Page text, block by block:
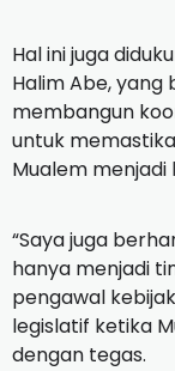
Hal ini juga
Halim Abe,
membangun
untuk
Mualem
“Saya juga
hanya menjadi
pengawal
legislatif ketika
dengan tegas.